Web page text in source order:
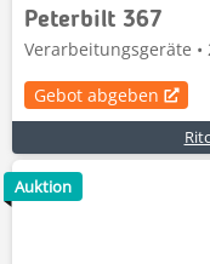
Peterbilt 367
Verarbeitungsgeräte •
Gebot abgeben
Auktion